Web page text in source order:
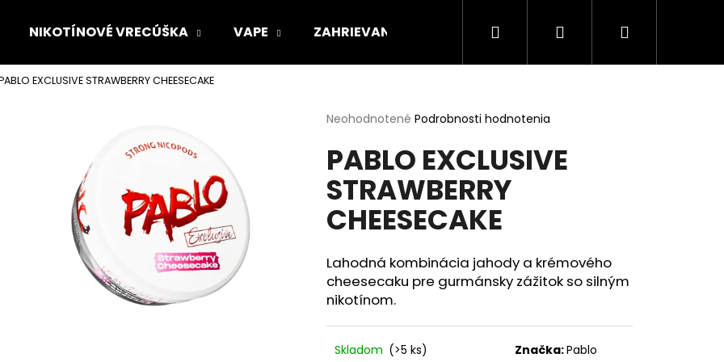
NIKOTÍNOVÉ VRECÚŠKA VAPE ZAHRIEVANÉ NÁPLNE CANNA ENERGY VRECÚŠKA
Hľadať PrihlásenieNákupný
EXCLUSIVE STRAWBERRY CHEESECAKE
Priemerné
produktu
je
0,0
z
5
hviezdičiek.
Neohodnotené Podrobnosti hodnotenia
PABLO EXCLUSIVE
STRAWBERRY
CHEESECAKE
Lahodná kombinácia jahody a krémového
cheesecaku pre gurmánsky zážitok so silným
nikotínom.
Skladom (>5 ks) Značka:Pablo
Čo potrebujete nájsť?
Odporúčame
Nasledujúce